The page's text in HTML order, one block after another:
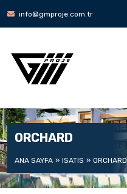
info@gmproje.com.tr
ORCHARD
ANA SAYFA ISATIS ORCHARD